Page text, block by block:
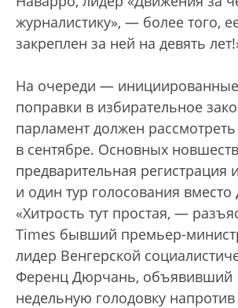
журналистику», — более того,
закреплен за ней на девять
На очереди —
поправки в избирательное
парламент должен
в сентябре. Основных
предварительная регистрация
и один тур голосования вместо
«Хитрость тут простая, —
Times бывший премьер-
лидер Венгерской
Ференц Дюрчань, объявивший
недельную голодовку напротив